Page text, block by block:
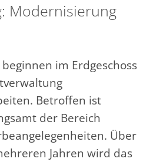
Modernisierung
im Erdgeschoss
Betroffen ist
der Bereich
Über
Jahren wird das